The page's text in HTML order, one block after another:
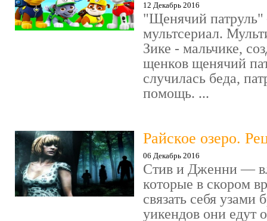
12 Декабрь 2016
"Щенячий патруль"
мультсериал.
Зике - мальчике,
щенков щенячий
случилась беда,
помощь. ...
Райское озеро.
06 Декабрь 2016
Стив и Дженни —
которые в скором
связать себя узами
уикендов они едут